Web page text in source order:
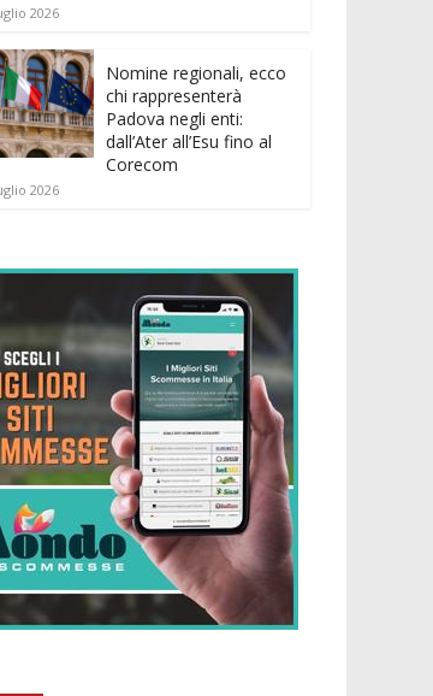
2026
Nomine regionali, ecco
chi rappresenterà
Padova negli enti:
dall’Ater all’Esu fino al
Corecom
2026